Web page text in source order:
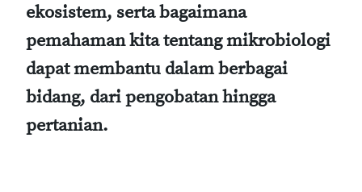
ekosistem, serta bagaimana
pemahaman kita tentang mikrobiologi
dapat membantu dalam berbagai
bidang, dari pengobatan hingga
pertanian.